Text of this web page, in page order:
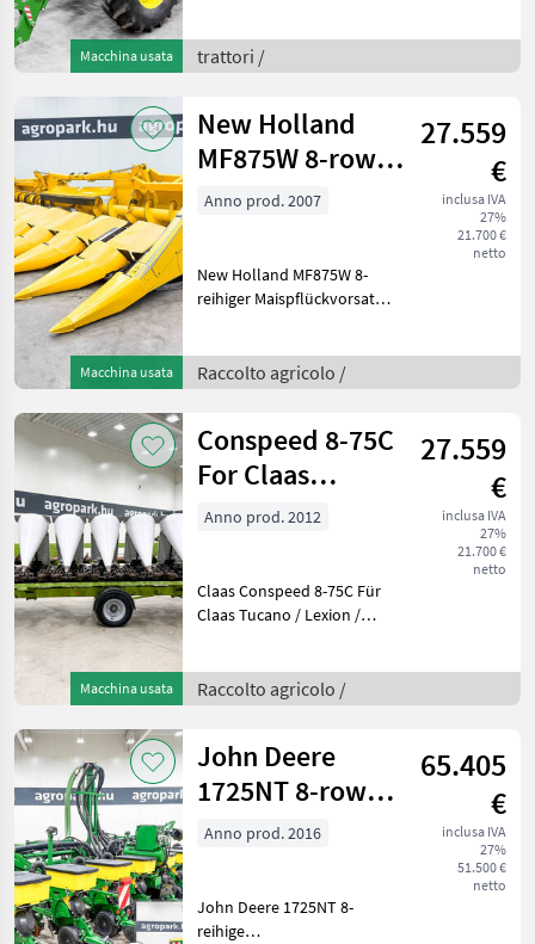
Macchina usata
Kabinenfederung,
Druckluftbremse, 3
verstellbare Felgen,
ISOBUS,
trattori /
Macchina usata
New Holland
MF875W 8-row
folding corn
stalk chop
27.559
€
inclusa IVA
27%
21.700 €
netto
Anno prod. 2007
New Holland MF875W 8-
reihiger Maispflückvorsatz
Rahmen, 75 cm
Reihenabstand, häckselnd,
von der Kabi
Raccolto agricolo /
Macchina usata
Conspeed 8-75C
For Claas
Tucano, Lexion,
27.559
€
inclusa IVA
27%
21.700 €
netto
Anno prod. 2012
Claas Conspeed 8-75C Für
Claas Tucano / Lexion /
Ausführung mit festem
Rahmen und Häcksler, mit
Raccolto agricolo /
John Deere
1725NT 8-row
folding-frame
planter, FT
65.405
€
inclusa IVA
27%
51.500 €
netto
Anno prod. 2016
John Deere 1725NT 8-
reihige